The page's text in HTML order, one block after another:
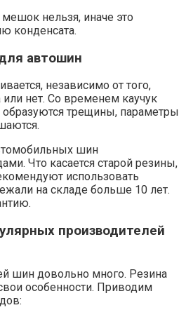
нельзя, иначе это
конденсата.
автошин
независимо от того,
или нет. Со временем каучук
образуются трещины, параметры
шин
Что касается старой резины,
использовать
на складе больше 10 лет.
производителей
шин довольно много. Резина
особенности. Приводим